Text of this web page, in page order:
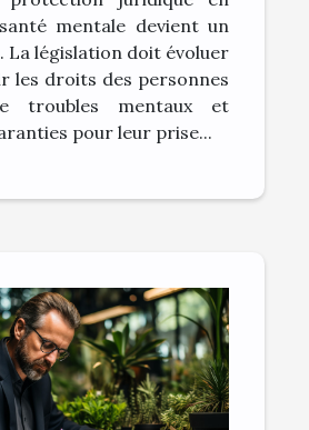
mentale devient un
La législation doit évoluer
les droits des personnes
troubles mentaux et
pour leur prise...